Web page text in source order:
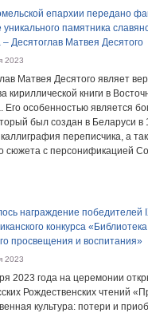
епархии передано
памятника
– Десятоглав Матвея Десятого
2023
Матвея Десятого являет
кириллической книги в
Его особенностью является
был создан в Беларуси
переписчика, а
сюжета с персонификацией
награждение победителей
конкурса
просвещения и воспитания»
2023
2023 года на церемонии
Рождественских чтений
культура: потери и